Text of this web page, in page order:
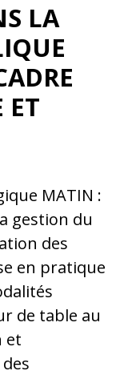
LA
ET
MATIN :
gestion du
des
en pratique
de table au
et